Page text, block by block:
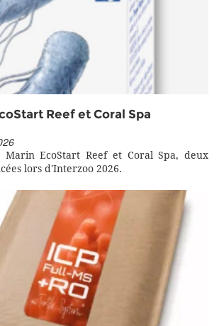
Reef et Coral Spa
Marin EcoStart Reef et Coral Spa, deux
lors d'Interzoo 2026.